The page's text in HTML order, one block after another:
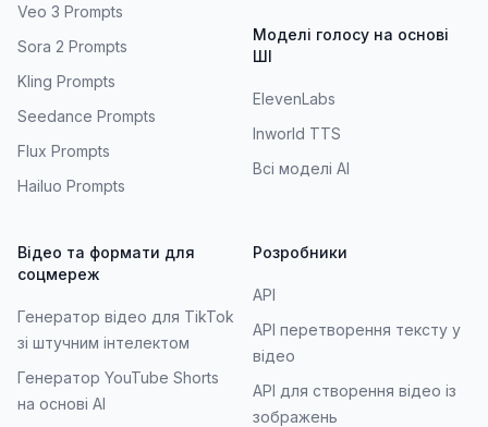
Veo 3 Prompts
Sora 2 Prompts
Kling Prompts
Seedance Prompts
Flux Prompts
Hailuo Prompts
Моделі голосу на основі
ШІ
ElevenLabs
Inworld TTS
Всі моделі AI
Відео та формати для
соцмереж
Генератор відео для TikTok
зі штучним інтелектом
Генератор YouTube Shorts
на основі AI
Розробники
API
API перетворення тексту у
відео
API для створення відео із
зображень